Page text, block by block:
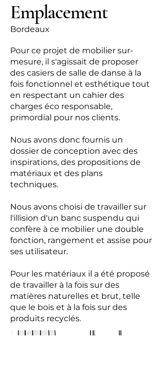
Emplacement
Bordeaux
Pour ce projet de mobilier sur-
mesure, il s'agissait de proposer
des casiers de salle de danse à la
fois fonctionnel et esthétique tout
en respectant un cahier des
charges éco responsable,
primordial pour nos clients.
Nous avons donc fournis un
dossier de conception avec des
inspirations, des propositions de
matériaux et des plans
techniques.
Nous avons choisi de travailler sur
l'illision d'un banc suspendu qui
confère à ce mobilier une double
fonction, rangement et assise pour
ses utilisateur.
Pour les matériaux il a été proposé
de travailler à la fois sur des
matières naturelles et brut, telle
que le bois et à la fois sur des
produits recyclés.